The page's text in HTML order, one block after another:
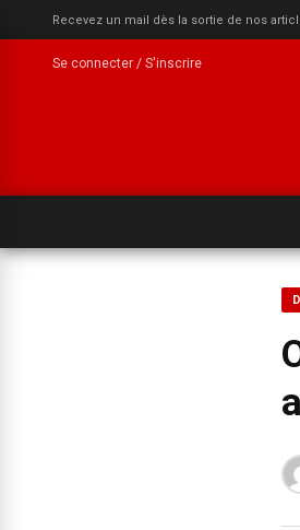
Recevez un mail dès la sortie de nos
Se connecter / S'inscrire